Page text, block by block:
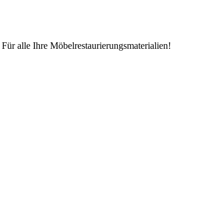
Für alle Ihre Möbelrestaurierungsmaterialien!